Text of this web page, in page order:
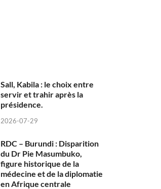
Sall, Kabila : le choix entre
servir et trahir après la
présidence.
2026-07-29
RDC – Burundi : Disparition
du Dr Pie Masumbuko,
figure historique de la
médecine et de la diplomatie
en Afrique centrale